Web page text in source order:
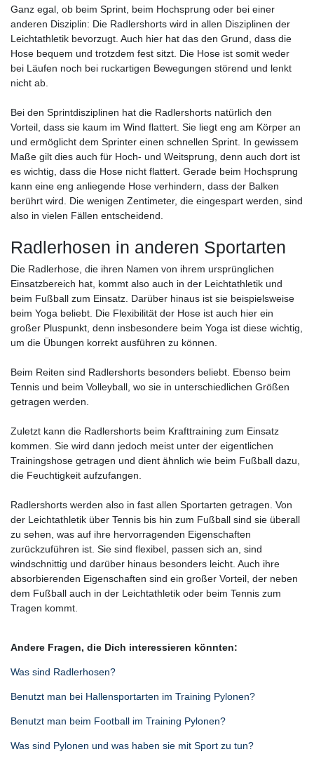
Ganz egal, ob beim Sprint, beim Hochsprung oder bei einer
anderen Disziplin: Die Radlershorts wird in allen Disziplinen der
Leichtathletik bevorzugt. Auch hier hat das den Grund, dass die
Hose bequem und trotzdem fest sitzt. Die Hose ist somit weder
bei Läufen noch bei ruckartigen Bewegungen störend und lenkt
nicht ab.
Bei den Sprintdisziplinen hat die Radlershorts natürlich den
Vorteil, dass sie kaum im Wind flattert. Sie liegt eng am Körper an
und ermöglicht dem Sprinter einen schnellen Sprint. In gewissem
Maße gilt dies auch für Hoch- und Weitsprung, denn auch dort ist
es wichtig, dass die Hose nicht flattert. Gerade beim Hochsprung
kann eine eng anliegende Hose verhindern, dass der Balken
berührt wird. Die wenigen Zentimeter, die eingespart werden, sind
also in vielen Fällen entscheidend.
Radlerhosen in anderen Sportarten
Die Radlerhose, die ihren Namen von ihrem ursprünglichen
Einsatzbereich hat, kommt also auch in der Leichtathletik und
beim Fußball zum Einsatz. Darüber hinaus ist sie beispielsweise
beim Yoga beliebt. Die Flexibilität der Hose ist auch hier ein
großer Pluspunkt, denn insbesondere beim Yoga ist diese wichtig,
um die Übungen korrekt ausführen zu können.
Beim Reiten sind Radlershorts besonders beliebt. Ebenso beim
Tennis und beim Volleyball, wo sie in unterschiedlichen Größen
getragen werden.
Zuletzt kann die Radlershorts beim Krafttraining zum Einsatz
kommen. Sie wird dann jedoch meist unter der eigentlichen
Trainingshose getragen und dient ähnlich wie beim Fußball dazu,
die Feuchtigkeit aufzufangen.
Radlershorts werden also in fast allen Sportarten getragen. Von
der Leichtathletik über Tennis bis hin zum Fußball sind sie überall
zu sehen, was auf ihre hervorragenden Eigenschaften
zurückzuführen ist. Sie sind flexibel, passen sich an, sind
windschnittig und darüber hinaus besonders leicht. Auch ihre
absorbierenden Eigenschaften sind ein großer Vorteil, der neben
dem Fußball auch in der Leichtathletik oder beim Tennis zum
Tragen kommt.
Andere Fragen, die Dich interessieren könnten:
Was sind Radlerhosen?
Benutzt man bei Hallensportarten im Training Pylonen?
Benutzt man beim Football im Training Pylonen?
Was sind Pylonen und was haben sie mit Sport zu tun?